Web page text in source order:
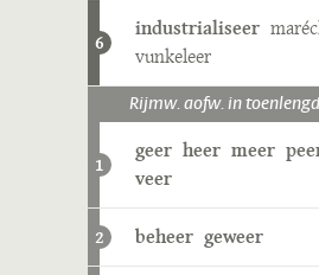
6
industrialiseer
vunkeleer
Rijmw. aofw. in
1
geer heer meer
veer
2 beheer geweer